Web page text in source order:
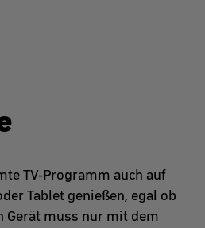
TV-Programm auch auf
Tablet genießen, egal ob
Gerät muss nur mit dem